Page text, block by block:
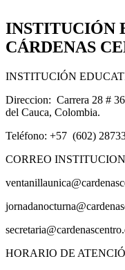
INSTITUCIÓN
CÁRDENAS
INSTITUCIÓN
Direccion: Carrera 28 #
del Cauca, Colombia.
Teléfono: +57 (602)
CORREO
HORARIO DE